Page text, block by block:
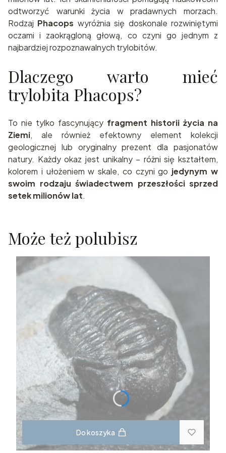
odtworzyć warunki życia w pradawnych morzach.
Rodzaj Phacops wyróżnia się doskonale rozwiniętymi
oczami i zaokrągloną głową, co czyni go jednym z
najbardziej rozpoznawalnych trylobitów.
Dlaczego warto mieć
trylobita Phacops?
To nie tylko fascynujący fragment historii życia na
Ziemi, ale również efektowny element kolekcji
geologicznej lub oryginalny prezent dla pasjonatów
natury. Każdy okaz jest unikalny – różni się kształtem,
kolorem i ułożeniem w skale, co czyni go jedynym w
swoim rodzaju świadectwem przeszłości sprzed
setek milionów lat.
Może też polubisz
Do koszyka